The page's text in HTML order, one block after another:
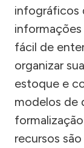
infográficos
informações
fácil de
organizar
estoque e
modelos de
recursos